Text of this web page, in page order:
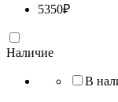
5350₽
Наличие
В